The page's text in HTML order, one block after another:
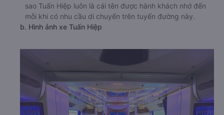
sao Tuấn Hiệp luôn là cái tên được hành khách nhớ đến
mỗi khi có nhu cầu di chuyển trên tuyến đường này.
b. Hình ảnh xe Tuấn Hiệp